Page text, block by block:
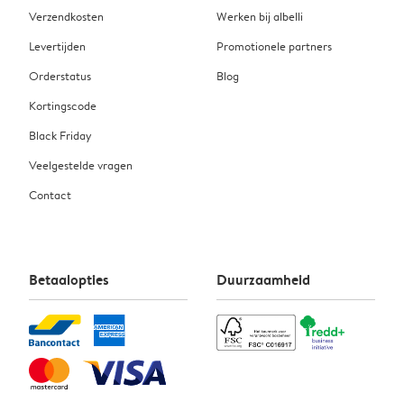
Verzendkosten
Levertijden
Orderstatus
Kortingscode
Black Friday
Veelgestelde vragen
Contact
Werken bij albelli
Promotionele partners
Blog
Betaalopties Duurzaamheid